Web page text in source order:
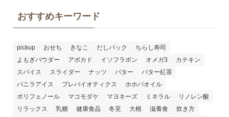
おすすめキーワード
pickup おせち きなこ だしパック
ちらし寿司
よもぎパウダー
アボカド イソフラボン オメガ3
カテキン
スパイス
スライダー ナッツ バター
バター紅茶
バニラアイス
プレバイオティクス
ホホバオイル
ポリフェノール
マコモダケ マヨネーズ ミネラル
リノレン酸
リラックス
乳糖 健康食品 冬至 大根 滋養食
炊き方